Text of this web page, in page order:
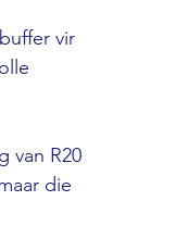
vir
van R20
die